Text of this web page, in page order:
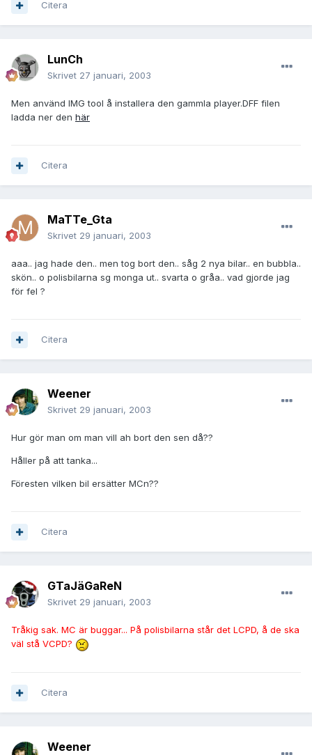
Citera
LunCh
Skrivet 27 januari, 2003
Men använd IMG tool å installera den gammla player.DFF filen
ladda ner den här
Citera
MaTTe_Gta
Skrivet 29 januari, 2003
aaa.. jag hade den.. men tog bort den.. såg 2 nya bilar.. en bubbla..
skön.. o polisbilarna sg monga ut.. svarta o gråa.. vad gjorde jag
för fel ?
Citera
Weener
Skrivet 29 januari, 2003
Hur gör man om man vill ah bort den sen då??
Håller på att tanka...
Föresten vilken bil ersätter MCn??
Citera
GTaJäGaReN
Skrivet 29 januari, 2003
Tråkig sak. MC är buggar... På polisbilarna står det LCPD, å de ska
väl stå VCPD?
Citera
Weener